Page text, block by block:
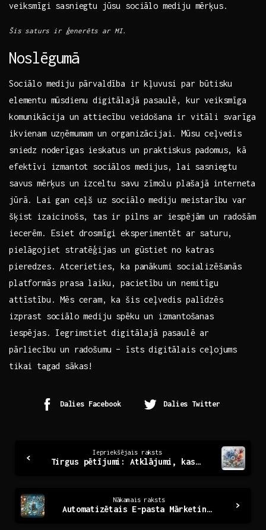
veiksmīgi sasniegtu jūsu sociālo mediju‌ mērķus.
Šis⁢ saturs ir ģenerēts ar MI.
Noslēgumā
Sociālo mediju pārvaldība ir kļuvusi par būtisku ​
elementu mūsdienu digitālajā pasaulē, kur veiksmīga
komunikācija un attiecību veidošana ir vitāli ​svarīga
ikvienam uzņēmumam un organizācijai. Mūsu ceļvedis
sniedz noderīgas ieskatus un praktiskus padomus,⁣ kā
efektīvi izmantot sociālos medijus, lai⁣ sasniegtu
savus ⁣mērķus un⁤ izceltu savu zīmolu plašajā ⁤interneta
jūrā. Lai gan ceļš uz sociālo ⁤mediju meistarību var
šķist izaicinošs, tas ir pilns ar iespējām un radošām
iecerēm. Esiet drosmīgi eksperimentēt ar saturu,
pielāgojiet‍ stratēģijas un gūstiet no katras
pieredzes. Atcerieties, ka panākumi socializēšanās
platformās prasa ⁣laiku, pacietību un nemitīgu
attīstību. Mēs ceram, ka šis ceļvedis palīdzēs
izprast sociālo mediju spēku ⁢un izmantošanas
iespējas. Iegrimstiet digitālajā pasaulē ‍ar‍
pārliecību un radošumu – īsts digitālais ‍ceļojums‍
tikai tagad sākas!
Dalies Facebook Dalies Twitter
Reading
Iepriekšējais raksts
Tirgus pētījumi: Atklājumi, kas maina uzņēmējdarbību
Nākamais raksts
Automatizētais E-pasta Mārketings: Efektivitāte un Iespējas